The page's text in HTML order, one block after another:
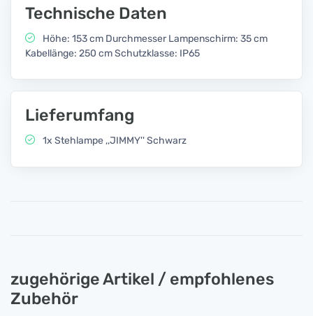
Technische Daten
Höhe: 153 cm Durchmesser Lampenschirm: 35 cm
Kabellänge: 250 cm Schutzklasse: IP65
Lieferumfang
1x Stehlampe ,,JIMMY'' Schwarz
zugehörige Artikel / empfohlenes
Zubehör